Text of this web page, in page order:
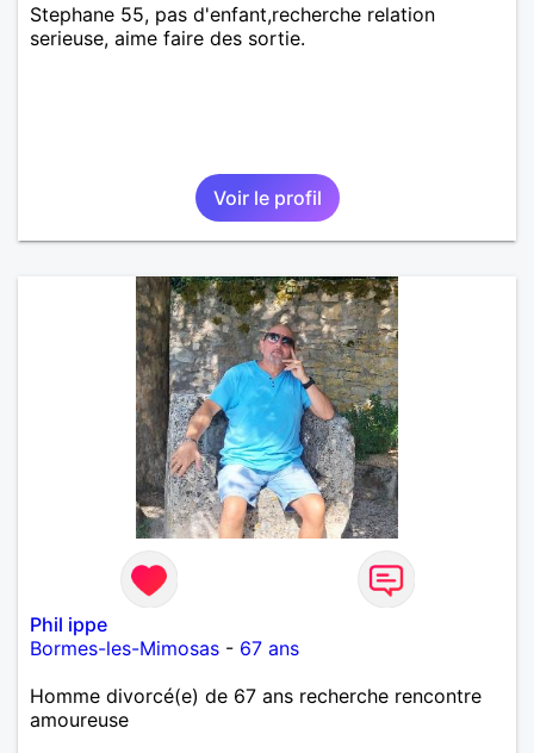
Stephane 55, pas d'enfant,recherche relation
serieuse, aime faire des sortie.
Voir le profil
Phil ippe
Bormes-les-Mimosas - 67 ans
Homme divorcé(e) de 67 ans recherche rencontre
amoureuse